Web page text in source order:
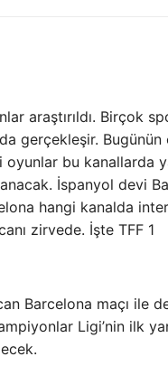
araştırıldı. Birçok
gerçekleşir.
bu kanallarda
İspanyol devi
hangi kanalda
zirvede. İşte TFF 1
Barcelona maçı ile
Ligi’nin ilk